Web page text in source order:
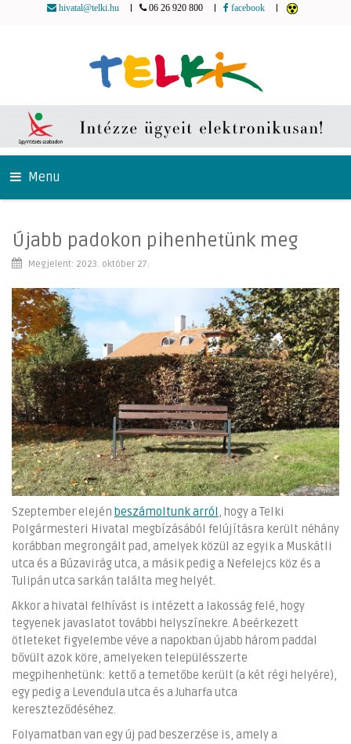
hivatal@telki.hu 06 26 920 800 facebook
Menu
Újabb padokon pihenhetünk meg
Megjelent: 2023. október 27.
Szeptember elején beszámoltunk arról , hogy a Telki
Polgármesteri Hivatal megbízásából felújításra került néhány
korábban megrongált pad, amelyek közül az egyik a Muskátli
utca és a Búzavirág utca, a másik pedig a Nefelejcs köz és a
Tulipán utca sarkán találta meg helyét.
Akkor a hivatal felhívást is intézett a lakosság felé, hogy
tegyenek javaslatot további helyszínekre. A beérkezett
ötleteket figyelembe véve a napokban újabb három paddal
bővült azok köre, amelyeken településszerte
megpihenhetünk: kettő a temetőbe került (a két régi helyére),
egy pedig a Levendula utca és a Juharfa utca
kereszteződéséhez.
Folyamatban van egy új pad beszerzése is, amely a